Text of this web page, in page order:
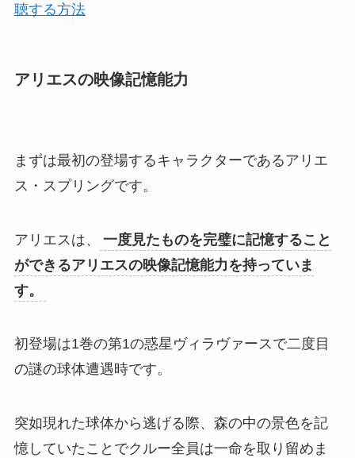
聴する方法
アリエスの映像記憶能力
まずは最初の登場するキャラクターであるアリエ
ス・スプリングです。
アリエスは、
一度見たものを完璧に記憶すること
ができるアリエスの映像記憶能力を持っていま
す。
初登場は1巻の第1の惑星ヴィラヴァースで二度目
の謎の球体遭遇時です。
突如現れた球体から逃げる際、森の中の景色を記
憶していたことでクルー全員は一命を取り留めま